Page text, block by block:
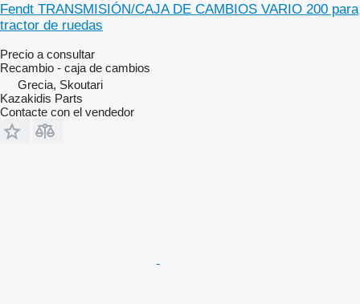
Fendt TRANSMISIÓN/CAJA DE CAMBIOS VARIO 200 para
tractor de ruedas
Precio a consultar
Recambio - caja de cambios
Grecia, Skoutari
Kazakidis Parts
Contacte con el vendedor